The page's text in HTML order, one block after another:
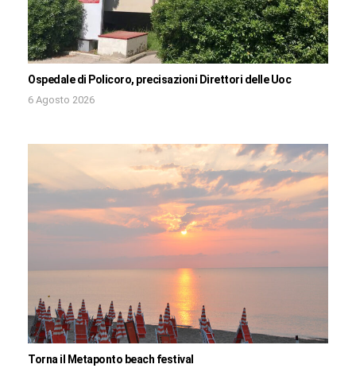
Ospedale di Policoro, precisazioni Direttori delle Uoc
6 Agosto 2026
Torna il Metaponto beach festival